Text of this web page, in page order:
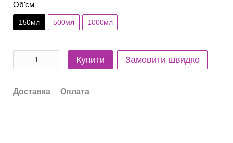
Об'єм
150мл 500мл 1000мл
Купити Замовити швидко
Доставка Оплата